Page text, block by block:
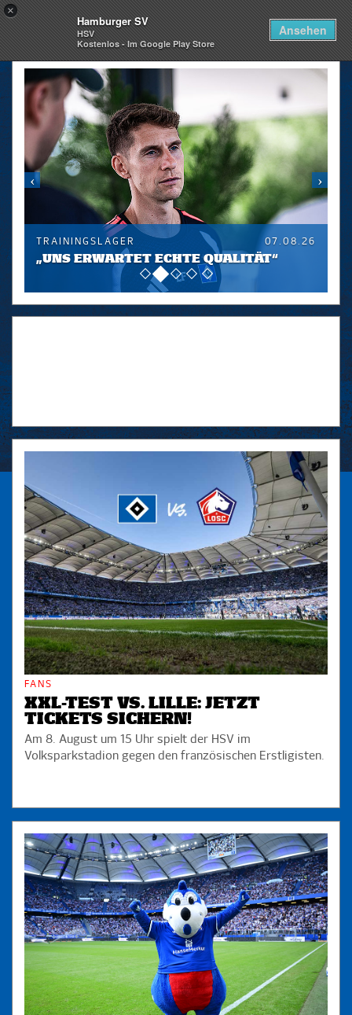
×
Hamburger SV
HSV
Kostenlos - Im Google Play Store
Ansehen
skip_navigation
TRAININGSLAGER 07.08.26
„UNS ERWARTET ECHTE QUALITÄT“
FANS
XXL-TEST VS. LILLE: JETZT
TICKETS SICHERN!
Am 8. August um 15 Uhr spielt der HSV im
Volksparkstadion gegen den französischen Erstligisten.